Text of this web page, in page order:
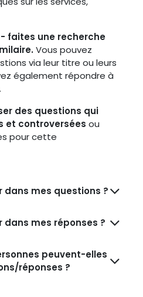
faites une recherche
Vous pouvez
via leur titre ou leurs
également répondre à
des questions qui
et controversées ou
pour cette
dans mes questions ?
mes réponses ?
peuvent-elles
réponses ?